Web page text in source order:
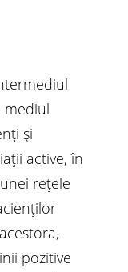
mediul
și
active, în
rețele
pozitive